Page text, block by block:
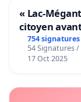
« Lac-
citoyen
de notre
754 signatures
54 Signatures
17 Oct 2025